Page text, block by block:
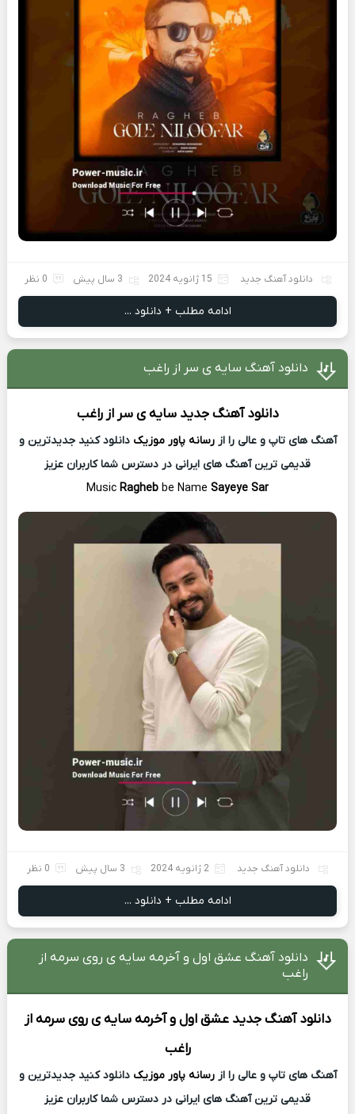
دانلود آهنگ جدید 15 ژانویه 2024 3 سال پیش 0 نظر
ادامه مطلب + دانلود ...
دانلود آهنگ سایه ی سر از راغب
دانلود آهنگ جدید سایه ی سر ازراغب
آهنگ های تاپ و عالی را ازرسانه پاور موزیک دانلود کنید جدیدترین و
قدیمی ترین آهنگ های ایرانی در دسترس شما کاربران عزیز
Music Ragheb be Name Sayeye Sar
دانلود آهنگ جدید 2 ژانویه 2024 3 سال پیش 0 نظر
ادامه مطلب + دانلود ...
دانلود آهنگ عشق اول و آخرمه سایه ی روی سرمه از
راغب
دانلود آهنگ جدید عشق اول و آخرمه سایه ی روی سرمه از
راغب
آهنگ های تاپ و عالی را ازرسانه پاور موزیک دانلود کنید جدیدترین و
قدیمی ترین آهنگ های ایرانی در دسترس شما کاربران عزیز